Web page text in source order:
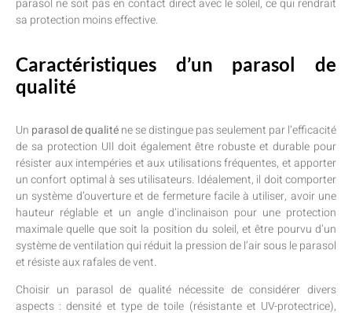
sa protection moins effective.
Caractéristiques d’un parasol de
qualité
Un parasol de qualiténe se distingue pas seulement par l’efficacité
de sa protection UIl doit également être robuste et durable pour
résister aux intempéries et aux utilisations fréquentes, et apporter
un confort optimal à ses utilisateurs. Idéalement, il doit comporter
un système d’ouverture et de fermeture facile à utiliser, avoir une
hauteur réglable et un angle d’inclinaison pour une protection
maximale quelle que soit la position du soleil, et être pourvu d’un
système de ventilation qui réduit la pression de l’air sous le parasol
et résiste aux rafales de vent.
Choisir un parasol de qualité nécessite de considérer divers
aspects : densité et type de toile (résistante et UV-protectrice),